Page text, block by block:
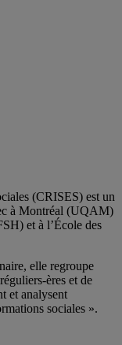
(CRISES) est un
à Montréal (UQAM)
et à l’École des
elle regroupe
réguliers-ères et de
et analysent
sociales ».